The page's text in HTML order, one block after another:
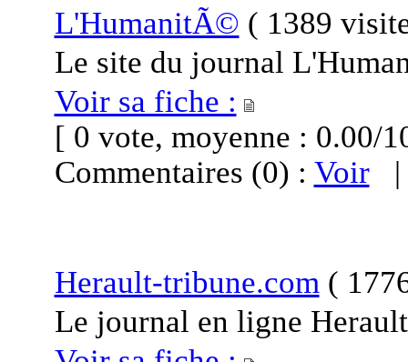
L'HumanitÃ© ( 1389
Le site du journal
Voir sa fiche :
[ 0 vote, moyenne :
Commentaires (0) : Voir
Herault-tribune.com (
Le journal en ligne